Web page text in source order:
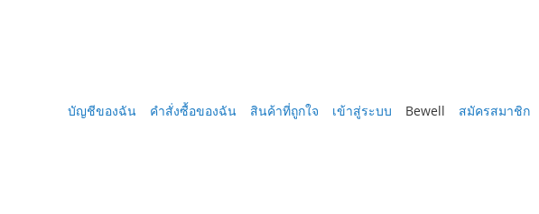
บัญชีของฉัน
คำสั่งซื้อของฉัน สินค้าที่ถูกใจ เข้าสู่ระบบ Bewell สมัครสมาชิก